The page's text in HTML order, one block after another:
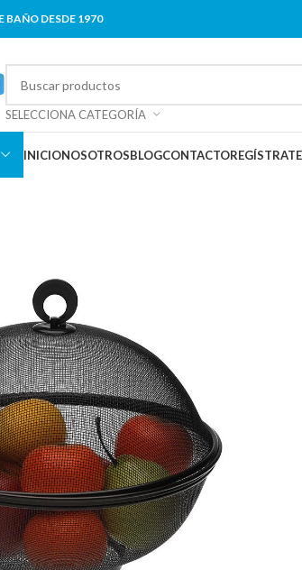
BAÑO DESDE 1970
SELECCIONA CATEGORÍA
INICIONOSOTROSBLOGCONTACTOREGÍSTRATE